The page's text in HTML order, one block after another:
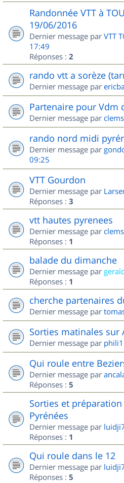
Randonnée VTT à
19/06/2016
Dernier message par VTT
17:49
Réponses : 2
rando vtt a sorèze
Dernier message par
Partenaire pour Vdm
Dernier message par
rando nord midi
Dernier message par
09:25
VTT Gourdon
Dernier message par
Réponses : 3
vtt hautes pyrenees
Dernier message par
Réponses : 1
balade du dimanche
Dernier message par
Réponses : 1
cherche partenaires
Dernier message par
Sorties matinales sur
Dernier message par
Qui roule entre
Dernier message par
Réponses : 5
Sorties et
Pyrénées
Dernier message par
Réponses : 1
Qui roule dans le 12
Dernier message par
Réponses : 5